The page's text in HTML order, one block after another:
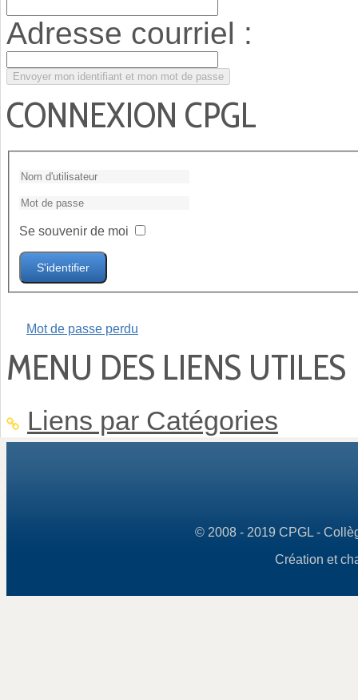
Adresse courriel :
CONNEXION CPGL
Se souvenir de moi
S'identifier
Mot de passe perdu
MENU DES LIENS UTILES
Liens par Catégories
© 2008 - 2019 CPGL -
Création et